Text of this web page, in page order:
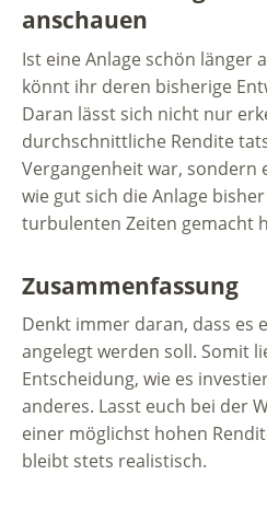
anschauen
Ist eine Anlage schön länger
könnt ihr deren bisherige
Daran lässt sich nicht nur
durchschnittliche Rendite
Vergangenheit war, sondern
wie gut sich die Anlage
turbulenten Zeiten gemacht
Zusammenfassung
Denkt immer daran, dass es
angelegt werden soll. Somit
Entscheidung, wie es
anderes. Lasst euch bei der
einer möglichst hohen
bleibt stets realistisch.